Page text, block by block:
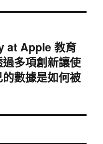
at Apple 教育
多項創新讓使
數據是如何被